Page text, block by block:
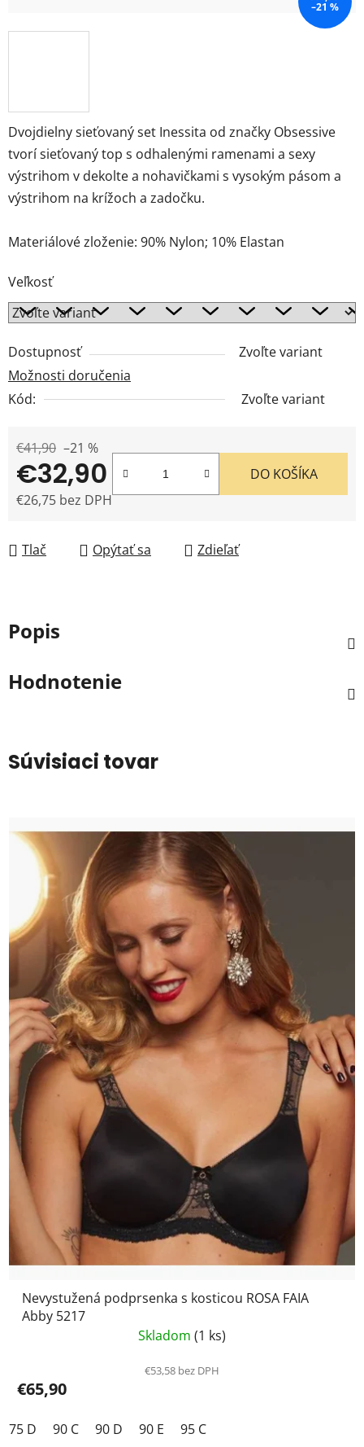
Dvojdielny sieťovaný set Inessita od značky Obsessive
tvorí sieťovaný top s odhalenými ramenami a sexy
výstrihom v dekolte a nohavičkami s vysokým pásom a
výstrihom na krížoch a zadočku.
Materiálové zloženie: 90% Nylon; 10% Elastan
Veľkosť
Dostupnosť
Zvoľte variant
Možnosti doručenia
Kód:
Zvoľte variant
€41,90 –21 %
€32,90
€26,75 bez DPH
DO KOŠÍKA
Tlač Opýtať sa Zdieľať
–21 %
Popis
Hodnotenie
Súvisiaci tovar
Nevystužená podprsenka s kosticou ROSA FAIA
Abby 5217
Skladom (1 ks)
€53,58 bez DPH
€65,90
75 D 90 C 90 D 90 E 95 C